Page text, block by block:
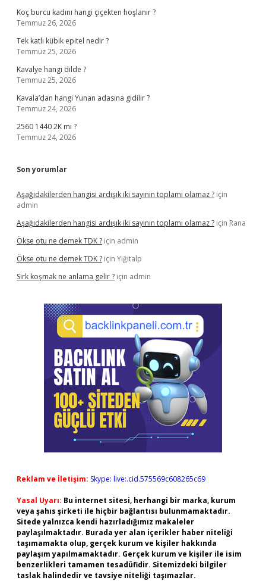
Koç burcu kadını hangi çiçekten hoşlanır ?
Temmuz 26, 2026
Tek katlı kübik epitel nedir ?
Temmuz 25, 2026
Kavalye hangi dilde ?
Temmuz 25, 2026
Kavala’dan hangi Yunan adasına gidilir ?
Temmuz 24, 2026
2560 1440 2K mı ?
Temmuz 24, 2026
Son yorumlar
Aşağıdakilerden hangisi ardışık iki sayının toplamı olamaz ? için
admin
Aşağıdakilerden hangisi ardışık iki sayının toplamı olamaz ? için Rana
Ökse otu ne demek TDK ? için admin
Ökse otu ne demek TDK ? için Yiğitalp
Sirk koşmak ne anlama gelir ? için admin
Reklam ve İletişim: Skype: live:.cid.575569c608265c69
Yasal Uyarı: Bu internet sitesi, herhangi bir marka, kurum
veya şahıs şirketi ile hiçbir bağlantısı bulunmamaktadır.
Sitede yalnızca kendi hazırladığımız makaleler
paylaşılmaktadır. Burada yer alan içerikler haber niteliği
taşımamakta olup, gerçek kurum ve kişiler hakkında
paylaşım yapılmamaktadır. Gerçek kurum ve kişiler ile isim
benzerlikleri tamamen tesadüfidir. Sitemizdeki bilgiler
taslak halindedir ve tavsiye niteliği taşımazlar.